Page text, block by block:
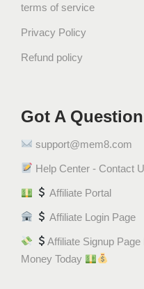
terms of service
Privacy Policy
Refund policy
Got A
support@mem8.com
Help Center - Contact
Affiliate Portal
Affiliate Login Page
Affiliate Signup
Money Today